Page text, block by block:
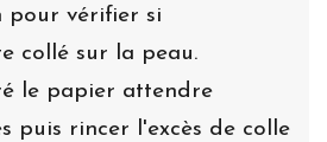
pour vérifier si
collé sur la peau.
le papier attendre
puis rincer l'excès de colle